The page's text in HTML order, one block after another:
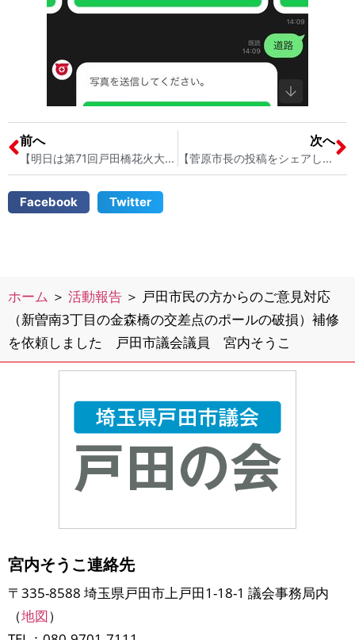
前へ
【明日は第71回戸田橋花火大会が開催されます】 戸田市議会議員 宮内そうこ
次へ
【菅原市長の投稿をシェアします】 戸田市議会議員宮内そうこ
Facebook Twitter
ホーム ＞ 活動報告 ＞ 戸田市民の方からのご意見対応
（新曽南3丁目の金森橋の交差点のポールの破損）補修
を依頼しました 戸田市議会議員 宮内そうこ
宮内そうこ連絡先
〒335-8588 埼玉県戸田市上戸田1-18-1 議会事務局内
（地図）